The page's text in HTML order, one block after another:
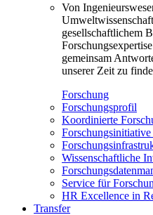
Von
gesellschaftlichem
gemeinsam
unserer Zeit zu
Forschung
Forschungsprofil
Koordinierte
Wissenschaftliche
Service für
HR Excellence in
Transfer